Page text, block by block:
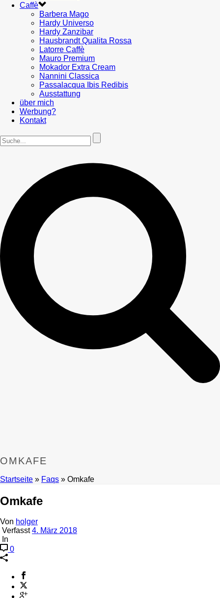
Caffè
Barbera Mago
Hardy Universo
Hardy Zanzibar
Hausbrandt Qualita Rossa
Latorre Caffè
Mauro Premium
Mokador Extra Cream
Nannini Classica
Passalacqua Ibis Redibis
Ausstattung
über mich
Werbung?
Kontakt
OMKAFE
Startseite » Faqs » Omkafe
Omkafe
Von holger
Verfasst4. März 2018
In
0